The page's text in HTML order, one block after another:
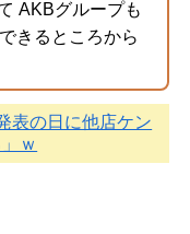
AKBグループも
きるところから
表の日に他店ケン
ｗ